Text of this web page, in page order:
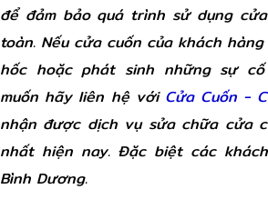
để đảm bảo quá trình sử dụng
toàn. Nếu cửa cuốn của khách
hốc hoặc phát sinh những sự
muốn hãy liên hệ với Cửa Cuốn -
nhận được dịch vụ sửa chữa cửa
nhất hiện nay. Đặc biệt các
Bình Dương.